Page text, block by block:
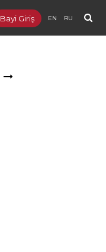
EN RU
Bayi Giriş